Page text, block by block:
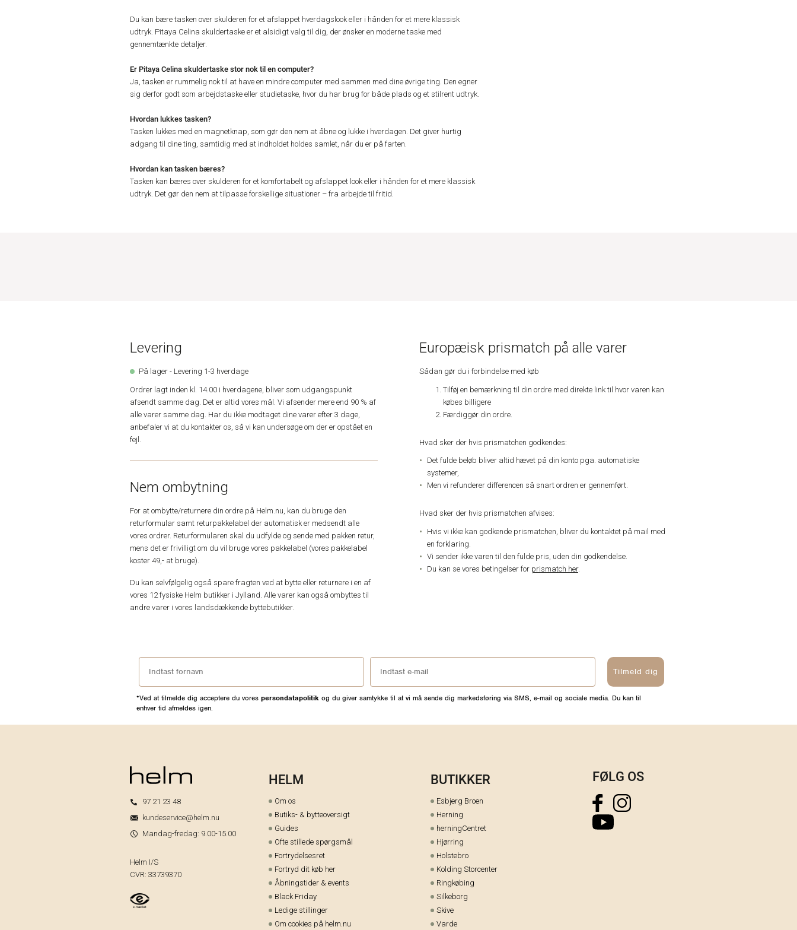
Du kan bære tasken over skulderen for et afslappet hverdagslook eller i hånden for et mere klassisk
udtryk. Pitaya Celina skuldertaske er et alsidigt valg til dig, der ønsker en moderne taske med
gennemtænkte detaljer.
Er Pitaya Celina skuldertaske stor nok til en computer?
Ja, tasken er rummelig nok til at have en mindre computer med sammen med dine øvrige ting. Den egner
sig derfor godt som arbejdstaske eller studietaske, hvor du har brug for både plads og et stilrent udtryk.
Hvordan lukkes tasken?
Tasken lukkes med en magnetknap, som gør den nem at åbne og lukke i hverdagen. Det giver hurtig
adgang til dine ting, samtidig med at indholdet holdes samlet, når du er på farten.
Hvordan kan tasken bæres?
Tasken kan bæres over skulderen for et komfortabelt og afslappet look eller i hånden for et mere klassisk
udtryk. Det gør den nem at tilpasse forskellige situationer – fra arbejde til fritid.
Levering
På lager - Levering 1-3 hverdage
Ordrer lagt inden kl. 14.00 i hverdagene, bliver som udgangspunkt
afsendt samme dag. Det er altid vores mål. Vi afsender mere end 90 % af
alle varer samme dag. Har du ikke modtaget dine varer efter 3 dage,
anbefaler vi at du kontakter os, så vi kan undersøge om der er opstået en
fejl.
Nem ombytning
For at ombytte/returnere din ordre på Helm.nu, kan du bruge den
returformular samt returpakkelabel der automatisk er medsendt alle
vores ordrer. Returformularen skal du udfylde og sende med pakken retur,
mens det er frivilligt om du vil bruge vores pakkelabel (vores pakkelabel
koster 49,- at bruge).
Du kan selvfølgelig også spare fragten ved at bytte eller returnere i en af
vores 12 fysiske Helm butikker i Jylland. Alle varer kan også ombyttes til
andre varer i vores landsdækkende byttebutikker.
Europæisk prismatch på alle varer
Sådan gør du i forbindelse med køb
Tilføj en bemærkning til din ordre med direkte link til hvor varen kan
købes billigere
Færdiggør din ordre.
Hvad sker der hvis prismatchen godkendes:
Det fulde beløb bliver altid hævet på din konto pga. automatiske
systemer,
Men vi refunderer differencen så snart ordren er gennemført.
Hvad sker der hvis prismatchen afvises:
Hvis vi ikke kan godkende prismatchen, bliver du kontaktet på mail med
en forklaring.
Vi sender ikke varen til den fulde pris, uden din godkendelse.
Du kan se vores betingelser for prismatch her.
persondatapolitik og du giver samtykke til at vi må sende dig markedsføring via SMS, e-mail og sociale media. Du kan til